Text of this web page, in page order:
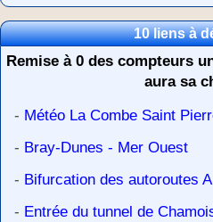
10 liens à
Remise à 0 des compteurs
aura sa
- Météo La Combe Saint
- Bray-Dunes - Mer Ouest
- Bifurcation des autoroutes
- Entrée du tunnel de